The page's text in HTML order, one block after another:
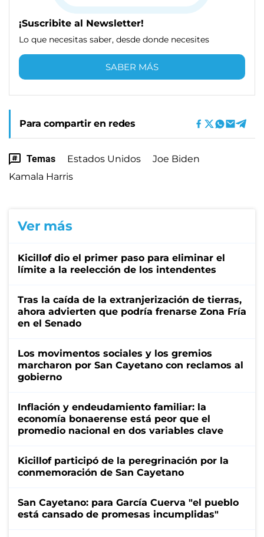
¡Suscribite al Newsletter!
Lo que necesitas saber, desde donde necesites
SABER MÁS
Para compartir en redes
Temas Estados Unidos
Joe Biden
Kamala Harris
Ver más
Kicillof dio el primer paso para eliminar el
límite a la reelección de los intendentes
Tras la caída de la extranjerización de tierras,
ahora advierten que podría frenarse Zona Fría
en el Senado
Los movimentos sociales y los gremios
marcharon por San Cayetano con reclamos al
gobierno
Inflación y endeudamiento familiar: la
economía bonaerense está peor que el
promedio nacional en dos variables clave
Kicillof participó de la peregrinación por la
conmemoración de San Cayetano
San Cayetano: para García Cuerva "el pueblo
está cansado de promesas incumplidas"